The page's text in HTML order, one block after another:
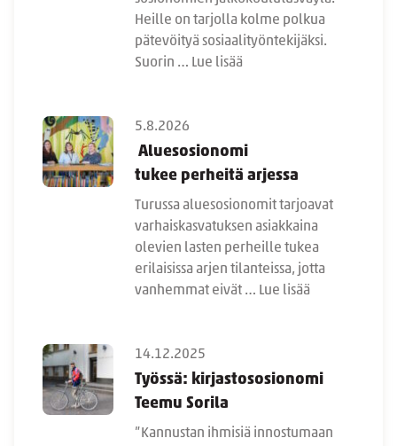
Heille on tarjolla kolme polkua
pätevöityä sosiaalityöntekijäksi.
Suorin … Lue lisää
5.8.2026
Aluesosionomi
tukee perheitä arjessa
Turussa aluesosionomit tarjoavat
varhaiskasvatuksen asiakkaina
olevien lasten perheille tukea
erilaisissa arjen tilanteissa, jotta
vanhemmat eivät … Lue lisää
14.12.2025
Työssä: kirjastososionomi
Teemu Sorila
”Kannustan ihmisiä innostumaan